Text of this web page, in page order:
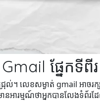
ផ្នែកទីពីរ
។ លេខសម្ងាត់ gmail អាចរក្
ារម្មណ៍ថាអ្នកបានលែងទំព័រ